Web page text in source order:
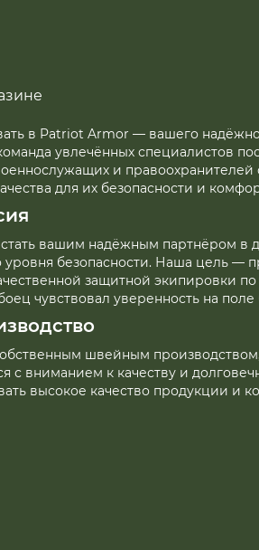
в Patriot Armor — вашего
увлечённых специалистов
и
для их безопасности и
вашим надёжным партнёром в
уровня безопасности. Наша цель —
защитной экипировки
чувствовал уверенность на поле
швейным производством,
с вниманием к качеству и
высокое качество продукции и